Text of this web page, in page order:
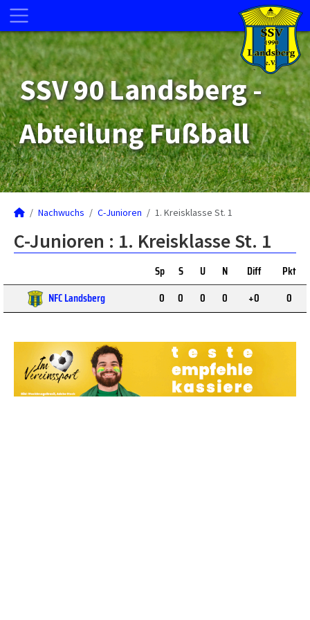
SSV 90 Landsberg -
Abteilung Fußball
Nachwuchs C-Junioren 1. Kreisklasse St. 1
C-Junioren : 1. Kreisklasse St. 1
Sp S U N Diff
Pkt
NFC Landsberg
0 0 0 0 +0 0